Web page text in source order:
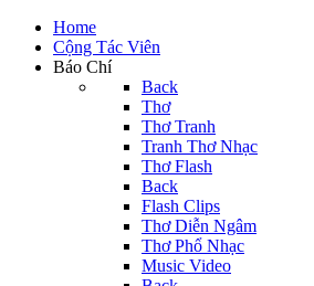
Home
Cộng Tác Viên
Báo Chí
Back
Thơ
Thơ Tranh
Tranh Thơ Nhạc
Thơ Flash
Back
Flash Clips
Thơ Diễn Ngâm
Thơ Phổ Nhạc
Music Video